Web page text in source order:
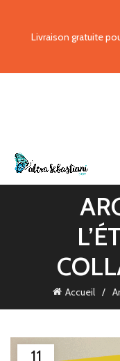
Accueil
11
Livraison gratuite